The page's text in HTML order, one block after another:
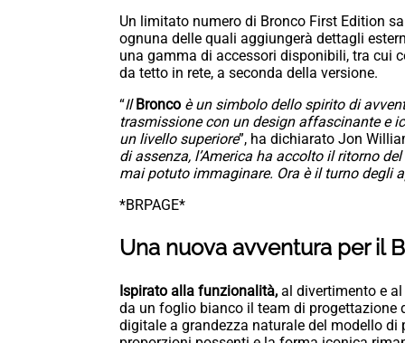
Un limitato numero di Bronco First Edition
ognuna delle quali aggiungerà dettagli
una gamma di accessori disponibili, tra cui
da tetto in rete, a seconda della versione.
“IlBronco è un simbolo dello spirito di
trasmissione con un design affascinante e
un livello superiore”, ha dichiarato Jon
di assenza, l’America ha accolto il ritorno
mai potuto immaginare. Ora è il turno degli
*BRPAGE*
Una nuova avventura per il
Ispirato alla funzionalità, al divertimento e
da un foglio bianco il team di progettazione
digitale a grandezza naturale del modello